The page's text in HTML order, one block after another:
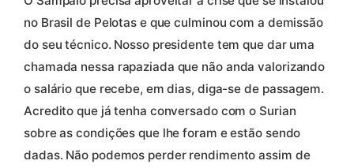
no Brasil de Pelotas e que culminou com a demissão
do seu técnico. Nosso presidente tem que dar uma
chamada nessa rapaziada que não anda valorizando
o salário que recebe, em dias, diga-se de passagem.
Acredito que já tenha conversado com o Surian
sobre as condições que lhe foram e estão sendo
dadas. Não podemos perder rendimento assim de